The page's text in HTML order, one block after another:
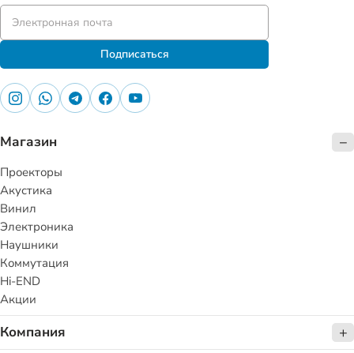
Подписаться
Магазин
Проекторы
Акустика
Винил
Электроника
Наушники
Коммутация
Hi-END
Акции
Компания